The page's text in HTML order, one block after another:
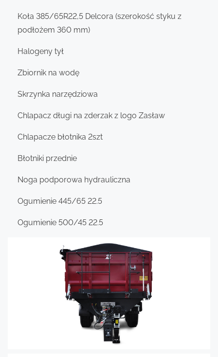
Koła 385/65R22,5 Delcora (szerokość styku z
podłożem 360 mm)
Halogeny tył
Zbiornik na wodę
Skrzynka narzędziowa
Chlapacz długi na zderzak z logo Zasław
Chlapacze błotnika 2szt
Błotniki przednie
Noga podporowa hydrauliczna
Ogumienie 445/65 22.5
Ogumienie 500/45 22.5